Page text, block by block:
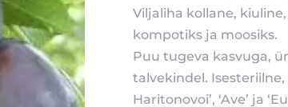
Viljaliha kollane,
kompotiks ja moosiks.
Puu tugeva kasvuga,
talvekindel.
Haritonovoi’, ‘Ave’ ja